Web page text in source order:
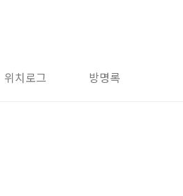
위치로그 방명록